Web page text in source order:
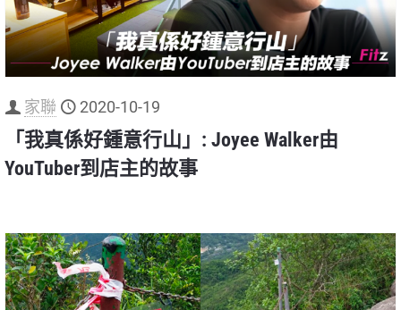
家聯 2020-10-19
「我真係好鍾意行山」: Joyee Walker由
YouTuber到店主的故事